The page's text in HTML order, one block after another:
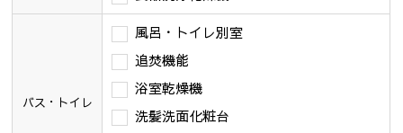
バス・トイレ
風呂・トイレ別室
追焚機能
浴室乾燥機
洗髪洗面化粧台